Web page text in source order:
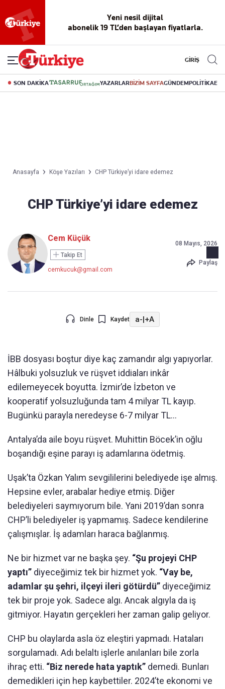
Yeni nesil dijital
abonelik 19 TL’den başlayan fiyatlarla.
GİRİŞ
SON DAKİKA YAZARLARBİZİM SAYFAGÜNDEMPOLİTİKA
Anasayfa Köşe Yazıları CHP Türkiye’yi idare edemez
CHP Türkiye’yi idare edemez
Cem Küçük
Takip Et
cemkucuk@gmail.com
08 Mayıs, 2026
Paylaş
Dinle Kaydet a-|+A
İBB dosyası boştur diye kaç zamandır algı yapıyorlar.
Hâlbuki yolsuzluk ve rüşvet iddiaları inkâr
edilemeyecek boyutta. İzmir’de İzbeton ve
kooperatif yolsuzluğunda tam 4 milyar TL kayıp.
Bugünkü parayla neredeyse 6-7 milyar TL...
Antalya’da aile boyu rüşvet. Muhittin Böcek’in oğlu
boşandığı eşine parayı iş adamlarına ödetmiş.
Uşak’ta Özkan Yalım sevgililerini belediyede işe almış.
Hepsine evler, arabalar hediye etmiş. Diğer
belediyeleri saymıyorum bile. Yani 2019’dan sonra
CHP’li belediyeler iş yapmamış. Sadece kendilerine
çalışmışlar. İş adamları haraca bağlanmış.
Ne bir hizmet var ne başka şey. “Şu projeyi CHP
yaptı” diyeceğimiz tek bir hizmet yok. “Vay be,
adamlar şu şehri, ilçeyi ileri götürdü” diyeceğimiz
tek bir proje yok. Sadece algı. Ancak algıyla da iş
gitmiyor. Hayatın gerçekleri her zaman galip geliyor.
CHP bu olaylarda asla öz eleştiri yapmadı. Hataları
sorgulamadı. Adı belaltı işlerle anılanları bile zorla
ihraç etti. “Biz nerede hata yaptık” demedi. Bunları
demedikleri için hep kaybettiler. 2024’te ekonomi ve